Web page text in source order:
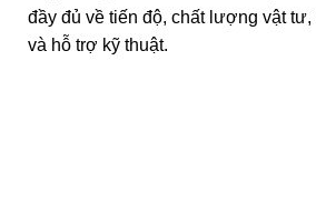
đầy đủ về tiến độ, chất lượng vật
và hỗ trợ kỹ thuật.